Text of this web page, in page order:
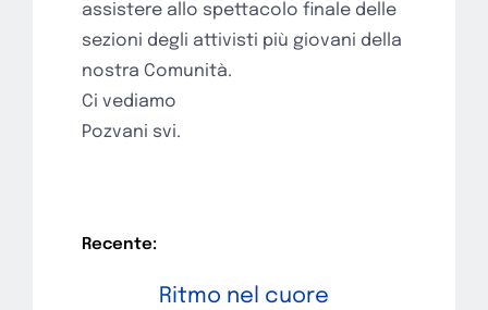
assistere allo spettacolo finale delle
sezioni degli attivisti più giovani della
nostra Comunità.
Ci vediamo
Pozvani svi.
Recente:
Ritmo nel cuore